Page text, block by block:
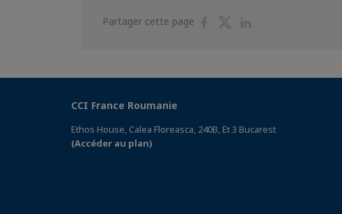
Partager cette page
PartagerPartager
CCI France Roumanie
Ethos House, Calea Floreasca, 240B, Et 3 Bucarest
(Accéder au plan)